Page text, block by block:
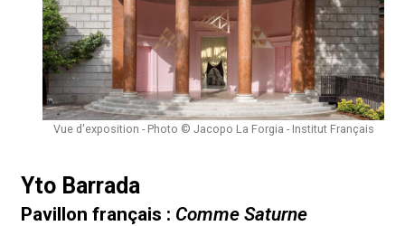
Yto Barrada
Pavillon français : Comme Saturne
Vue d'exposition - Photo © Jacopo La Forgia - Institut Français